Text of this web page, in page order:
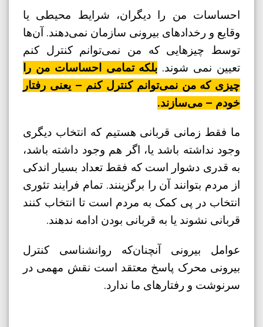
احساسات من را دیگران، شرایط محیطی یا
وقایع و رخدادهای بیرونی سازمان نمی‌دهند. آن‌ها
توسط چیزهایی که من نمی‌توانم کنترل کنم
تعیین نمی شوند. بلکه تمامی احساسات من را
چیزی که من نمی‌توانم کنترل کنم – یعنی رفتار
خودم – می‌سازند.
ما فقط زمانی قربانی هستیم که انتخاب دیگری
وجود نداشته باشد یا، اگر هم وجود داشته باشد،
به قدری دشوار است که فقط تعداد بسیار اندکی
از مردم بتوانند آن را برگزینند. تمام فرایند تئوری
انتخاب در پی کمک به مردم است تا انتخاب کنند
قربانی نشوند یا به قربانی بودن ادامه ندهند.
عوامل بیرونی آنچنان‌که روانشناسی کنترل
بیرونی محرک پاسخ معتقد است نقش مهمی در
سرنوشت و رفتارهای ما ندارد.